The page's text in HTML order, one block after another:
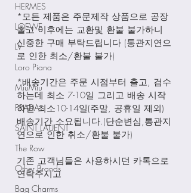
HERMES
LOEWE
LV
Loro Piana
MiuMiu
PRADA
SAINT LAUENT
The Row
Other Brands
Bag Charms
*모든 제품은 주문제작 상품으로 공장
출고 이후에는 교환및 환불 불가하니
신중한 구매 부탁드립니다 (통관지연으
로 인한 최소/환불 불가)
*배송기간은 주문 시점부터 출고, 검수
하는데 최소 7-10일 그리고 배송 시작
하면 최소10-14일(주말, 공휴일 제외)
배송기간 소요됩니다.(단순변심,통관지
연으로 인한 취소/환불 불가)
기존 고객님들은 사용하시던 카톡으로
연락주시고